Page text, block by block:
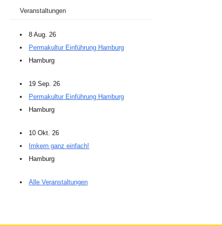
Veranstaltungen
8 Aug. 26
Permakultur Einführung Hamburg
Hamburg
19 Sep. 26
Permakultur Einführung Hamburg
Hamburg
10 Okt. 26
Imkern ganz einfach!
Hamburg
Alle Veranstaltungen